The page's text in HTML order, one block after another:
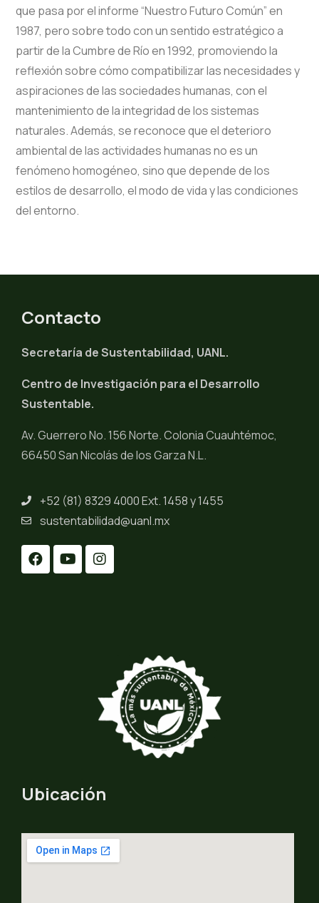
que pasa por el informe “Nuestro Futuro Común” en
1987, pero sobre todo con un sentido estratégico a
partir de la Cumbre de Río en 1992, promoviendo la
reflexión sobre cómo compatibilizar las necesidades y
aspiraciones de las sociedades humanas, con el
mantenimiento de la integridad de los sistemas
naturales. Además, se reconoce que el deterioro
ambiental de las actividades humanas no es un
fenómeno homogéneo, sino que depende de los
estilos de desarrollo, el modo de vida y las condiciones
del entorno.
Contacto
Secretaría de Sustentabilidad, UANL.
Centro de Investigación para el Desarrollo
Sustentable.
Av. Guerrero No. 156 Norte. Colonia Cuauhtémoc,
66450 San Nicolás de los Garza N.L.
+52 (81) 8329 4000 Ext. 1458 y 1455
sustentabilidad@uanl.mx
Ubicación